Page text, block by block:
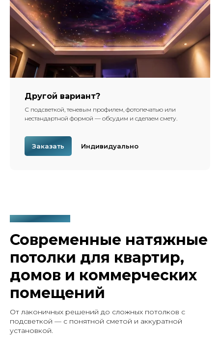
Другой вариант?
С подсветкой, теневым профилем, фотопечатью или
нестандартной формой — обсудим и сделаем смету.
Заказать Индивидуально
Современные натяжные
потолки для квартир,
домов и коммерческих
помещений
От лаконичных решений до сложных потолков с
подсветкой — с понятной сметой и аккуратной
установкой.